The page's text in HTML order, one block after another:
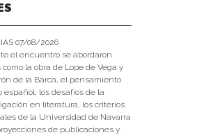
07/08/2026
el encuentro se abordaron
la obra de Lope de Vega y
de la Barca, el pensamiento
español, los desafíos de la
en literatura, los criterios
de la Universidad de Navarra
de publicaciones y